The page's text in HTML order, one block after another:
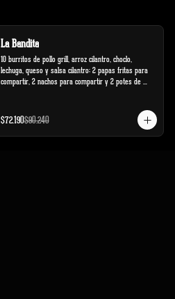
La Bandita
10 burritos de pollo grill, arroz cilantro, choclo,
lechuga, queso y salsa cilantro; 2 papas fritas para
compartir, 2 nachos para compartir y 2 potes de
$72.190$90.240